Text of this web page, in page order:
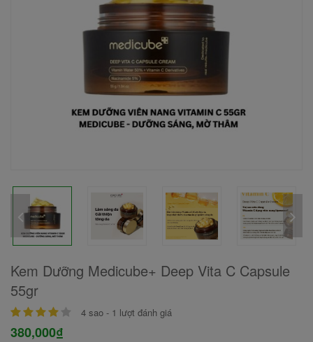
Kem Dưỡng Medicube+ Deep Vita C Capsule
55gr
4 sao - 1 lượt đánh giá
380,000₫